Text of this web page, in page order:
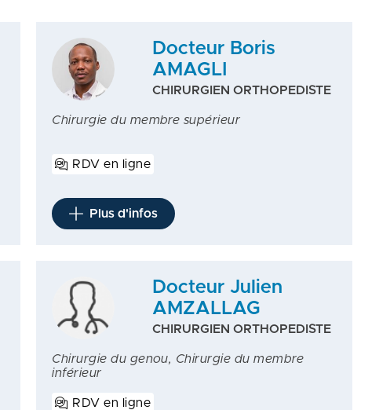
Docteur Boris
AMAGLI
CHIRURGIEN ORTHOPEDISTE
Chirurgie du membre supérieur
RDV en ligne
Plus d'infos
Docteur Julien
AMZALLAG
CHIRURGIEN ORTHOPEDISTE
Chirurgie du genou, Chirurgie du membre
inférieur
RDV en ligne